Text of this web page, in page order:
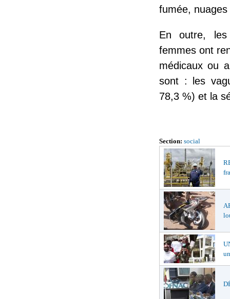
fumée,
En outre, les
femmes ont
médicaux ou
sont : les
78,3 %) et la
Section: social